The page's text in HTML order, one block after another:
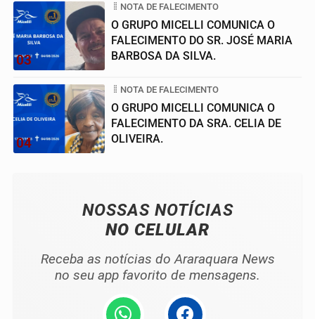
03
NOTA DE FALECIMENTO
O GRUPO MICELLI COMUNICA O
FALECIMENTO DO SR. JOSÉ MARIA
BARBOSA DA SILVA.
04
NOTA DE FALECIMENTO
O GRUPO MICELLI COMUNICA O
FALECIMENTO DA SRA. CELIA DE
OLIVEIRA.
NOSSAS NOTÍCIAS
NO CELULAR
Receba as notícias do Araraquara News
no seu app favorito de mensagens.